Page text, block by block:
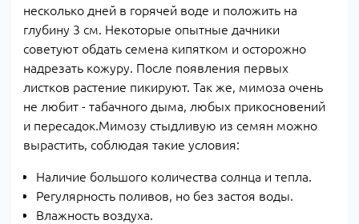
несколько дней в горячей воде и положить на
глубину 3 см. Некоторые опытные дачники
советуют обдать семена кипятком и осторожно
надрезать кожуру. После появления первых
листков растение пикируют. Так же, мимоза очень
не любит - табачного дыма, любых прикосновений
и пересадок.Мимозу стыдливую из семян можно
вырастить, соблюдая такие условия:
Наличие большого количества солнца и тепла.
Регулярность поливов, но без застоя воды.
Влажность воздуха.